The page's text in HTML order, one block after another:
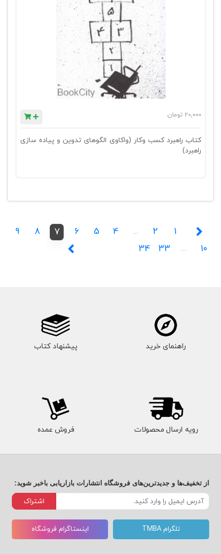
20,000 تومان
کتاب راهبرد کسب وکار (واکاوی الگوهای تدوین و پیاده سازی
راهبرد)
1
2
...
4
5
6
7
8
9
10
...
33
34
راهنمای خرید پیشنهاد کتاب
رویه ارسال محصولات فروش عمده
از تخفیف‌ها و جدیدترین‌های فروشگاه انتشارات بازاریابی باخبر شوید:
اشتراک
تلگرام TMBA اینستاگرام فروشگاه